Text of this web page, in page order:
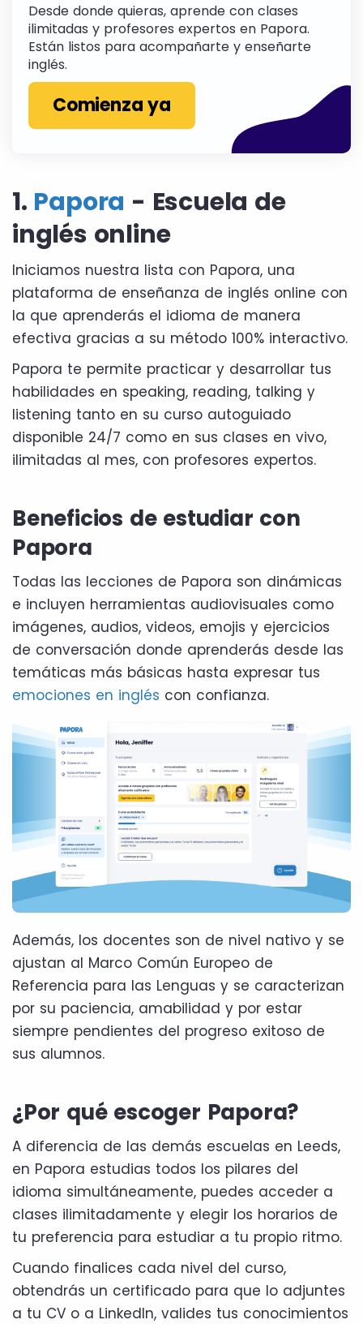
Desde donde quieras, aprende con clases
ilimitadas y profesores expertos en Papora.
Están listos para acompañarte y enseñarte
inglés.
Comienza ya
1. Papora - Escuela de
inglés online
Iniciamos nuestra lista con Papora, una
plataforma de enseñanza de inglés online con
la que aprenderás el idioma de manera
efectiva gracias a su método 100% interactivo.
Papora te permite practicar y desarrollar tus
habilidades en speaking, reading, talking y
listening tanto en su curso autoguiado
disponible 24/7 como en sus clases en vivo,
ilimitadas al mes, con profesores expertos.
Beneficios de estudiar con
Papora
Todas las lecciones de Papora son dinámicas
e incluyen herramientas audiovisuales como
imágenes, audios, videos, emojis y ejercicios
de conversación donde aprenderás desde las
temáticas más básicas hasta expresar tus
emociones en inglés con confianza.
Además, los docentes son de nivel nativo y se
ajustan al Marco Común Europeo de
Referencia para las Lenguas y se caracterizan
por su paciencia, amabilidad y por estar
siempre pendientes del progreso exitoso de
sus alumnos.
¿Por qué escoger Papora?
A diferencia de las demás escuelas en Leeds,
en Papora estudias todos los pilares del
idioma simultáneamente, puedes acceder a
clases ilimitadamente y elegir los horarios de
tu preferencia para estudiar a tu propio ritmo.
Cuando finalices cada nivel del curso,
obtendrás un certificado para que lo adjuntes
a tu CV o a LinkedIn, valides tus conocimientos